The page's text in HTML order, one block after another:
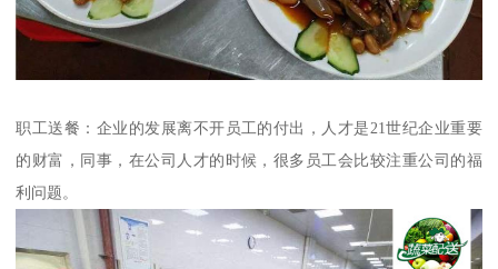
职工送餐：企业的发展离不开员工的付出，人才是21世纪企业重要
的财富，同事，在公司人才的时候，很多员工会比较注重公司的福
利问题。